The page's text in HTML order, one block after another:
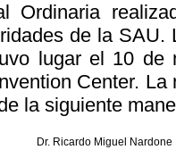
Ordinaria
de la
lugar el 10
Center.
la siguiente
Dr. Ricardo Miguel Nardone